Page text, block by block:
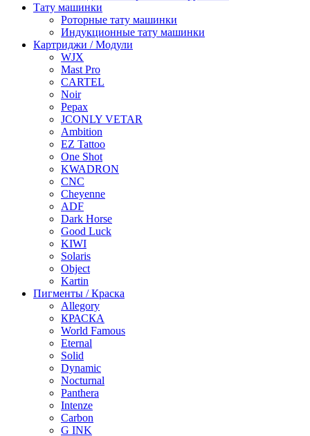
Тату машинки
Роторные тату машинки
Индукционные тату машинки
Картриджи / Модули
WJX
Mast Pro
CARTEL
Noir
Pepax
JCONLY VETAR
Ambition
EZ Tattoo
One Shot
KWADRON
CNC
Cheyenne
ADF
Dark Horse
Good Luck
KIWI
Solaris
Object
Kartin
Пигменты / Краска
Allegory
КРАСКА
World Famous
Eternal
Solid
Dynamic
Nocturnal
Panthera
Intenze
Carbon
G INK